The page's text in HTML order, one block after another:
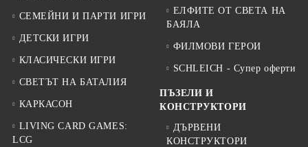
СЕМЕЙНИ И ПАРТИ ИГРИ
ДЕТСКИ ИГРИ
КЛАСИЧЕСКИ ИГРИ
СВЕТЪТ НА БАТАЛИЯ
КАРКАСОН
LIVING CARD GAMES:
LCG
ЕЛФИТЕ ОТ СВЕТА НА
БАЯЛА
ФИЛМОВИ ГЕРОИ
SCHLEICH - Супер оферти
ПЪЗЕЛИ И
КОНСТРУКТОРИ
ДЪРВЕНИ
КОНСТРУКТОРИ